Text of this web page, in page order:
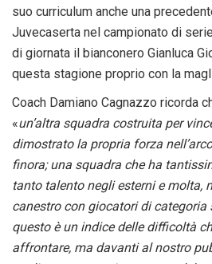
suo curriculum anche una
Juvecaserta nel campionato di
di giornata il bianconero Gianluca
questa stagione proprio con la
Coach Damiano Cagnazzo ricorda
«un’altra squadra costruita per
dimostrato la propria forza
finora; una squadra che ha
tanto talento negli esterni e molta,
canestro con giocatori di categoria
questo è un indice delle difficoltà
affrontare, ma davanti al nostro